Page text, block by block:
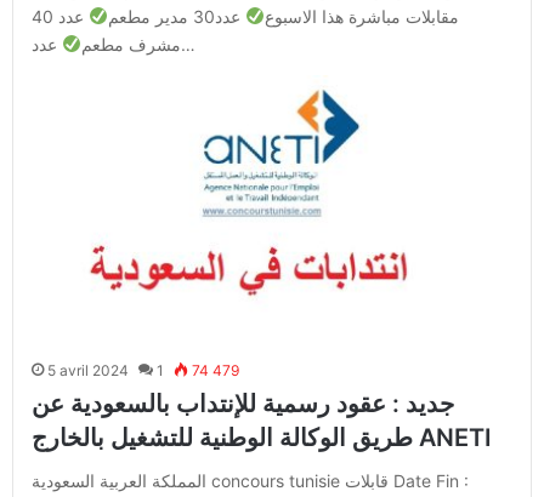
مقابلات مباشرة هذا الاسبوع
عدد30 مدير مطعم
عدد 40
مشرف مطعمعدد…
5 avril 2024 1 74 479
جديد : عقود رسمية للإنتداب بالسعودية عن
طريق الوكالة الوطنية للتشغيل بالخارج ANETI
المملكة العربية السعودية concours tunisie قابلات Date Fin :